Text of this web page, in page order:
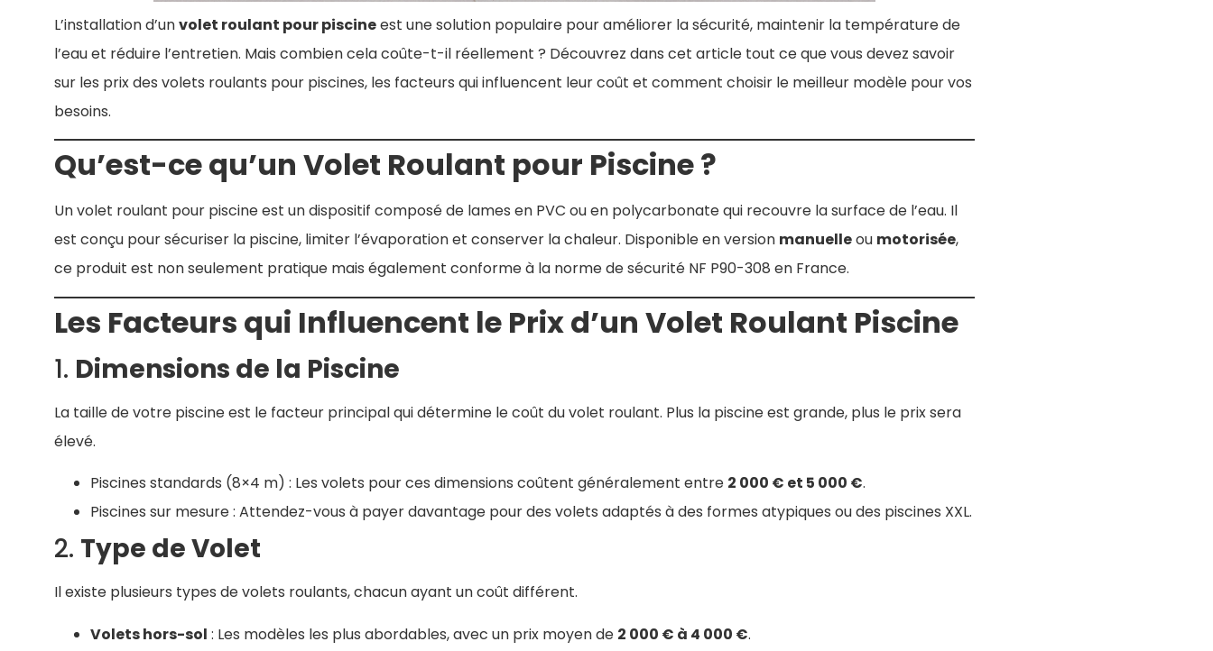
L’installation d’unvolet roulant pour piscineest une solution populaire pour améliorer la sécurité, maintenir la température de
l’eau et réduire l’entretien. Mais combien cela coûte-t-il réellement ? Découvrez dans cet article tout ce que vous devez savoir
sur les prix des volets roulants pour piscines, les facteurs qui influencent leur coût et comment choisir le meilleur modèle pour vos
besoins.
Qu’est-ce qu’un Volet Roulant pour Piscine ?
Un volet roulant pour piscine est un dispositif composé de lames en PVC ou en polycarbonate qui recouvre la surface de l’eau. Il
est conçu pour sécuriser la piscine, limiter l’évaporation et conserver la chaleur. Disponible en version manuelleou motorisée,
ce produit est non seulement pratique mais également conforme à la norme de sécurité NF P90-308 en France.
Les Facteurs qui Influencent le Prix d’un Volet Roulant Piscine
1. Dimensions de la Piscine
La taille de votre piscine est le facteur principal qui détermine le coût du volet roulant. Plus la piscine est grande, plus le prix sera
élevé.
Piscines standards (8×4 m) : Les volets pour ces dimensions coûtent généralement entre 2 000 € et 5 000 €.
Piscines sur mesure : Attendez-vous à payer davantage pour des volets adaptés à des formes atypiques ou des piscines XXL.
2. Type de Volet
Il existe plusieurs types de volets roulants, chacun ayant un coût différent.
Volets hors-sol : Les modèles les plus abordables, avec un prix moyen de 2 000 € à 4 000 €.